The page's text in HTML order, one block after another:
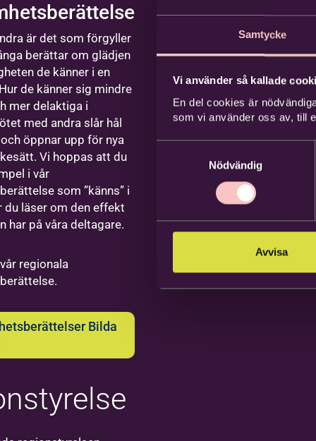
Samtycke
Vi använder så kallade
En del cookies är
som vi använder oss av, till
Nödvändig
Avvisa
får du
din röst
hur
kan bli en
både energi
12
Kom
mand
e
tillfällen
social
till
till
människor
långt
at heart
–
är det som förgyller
berättar om glädjen
de känner i en
de känner sig mindre
mer delaktiga i
med andra slår hål
öppnar upp för nya
Vi hoppas att du
i vår
som ”känns” i
du läser om den effekt
har på våra deltagare.
regionala
Bilda